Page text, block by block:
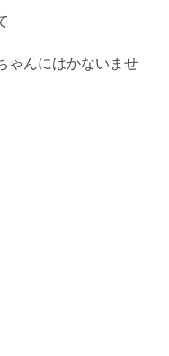
ゃんにはかないませ